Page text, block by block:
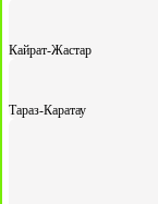
Кайрат-Жастар
Тараз-Каратау